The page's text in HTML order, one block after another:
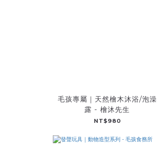
毛孩專屬｜天然檜木沐浴/泡澡
露 - 檜沐先生
NT$980